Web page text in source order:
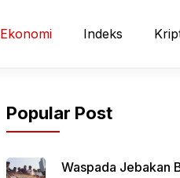
Ekonomi Indeks
Popular Post
Waspada Jebakan